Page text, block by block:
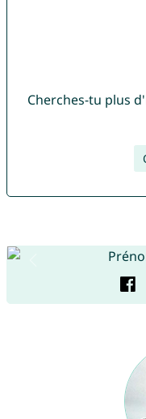
Cherches-tu plus